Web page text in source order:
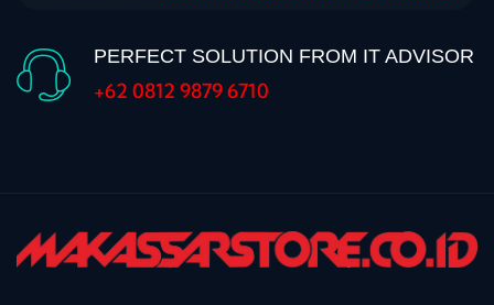
PERFECT SOLUTION FROM IT ADVISOR
+62 0812 9879 6710